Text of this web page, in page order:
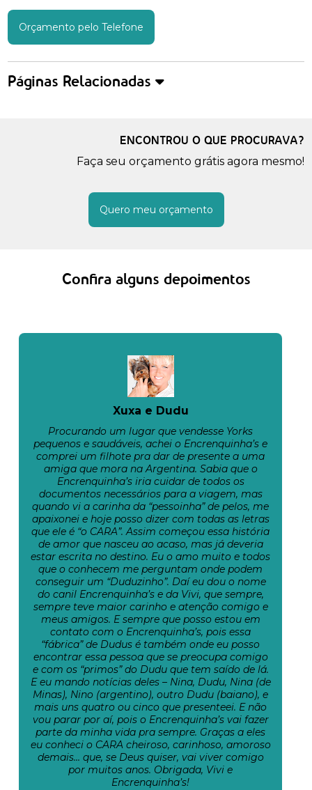
Orçamento pelo Telefone
Páginas Relacionadas
ENCONTROU O QUE PROCURAVA?
Faça seu orçamento grátis agora mesmo!
Quero meu orçamento
Confira alguns depoimentos
Xuxa e Dudu
Procurando um lugar que vendesse Yorks
pequenos e saudáveis, achei o Encrenquinha’s e
comprei um filhote pra dar de presente a uma
amiga que mora na Argentina. Sabia que o
Encrenquinha’s iria cuidar de todos os
documentos necessários para a viagem, mas
quando vi a carinha da “pessoinha” de pelos, me
apaixonei e hoje posso dizer com todas as letras
que ele é “o CARA”. Assim começou essa história
de amor que nasceu ao acaso, mas já deveria
estar escrita no destino. Eu o amo muito e todos
que o conhecem me perguntam onde podem
conseguir um “Duduzinho”. Daí eu dou o nome
do canil Encrenquinha’s e da Vivi, que sempre,
sempre teve maior carinho e atenção comigo e
meus amigos. E sempre que posso estou em
contato com o Encrenquinha’s, pois essa
“fábrica” de Dudus é também onde eu posso
encontrar essa pessoa que se preocupa comigo
e com os “primos” do Dudu que tem saído de lá.
E eu mando notícias deles – Nina, Dudu, Nina (de
Minas), Nino (argentino), outro Dudu (baiano), e
mais uns quatro ou cinco que presenteei. E não
vou parar por aí, pois o Encrenquinha’s vai fazer
parte da minha vida pra sempre. Graças a eles
eu conheci o CARA cheiroso, carinhoso, amoroso
demais… que, se Deus quiser, vai viver comigo
por muitos anos. Obrigada, Vivi e
Encrenquinha’s!